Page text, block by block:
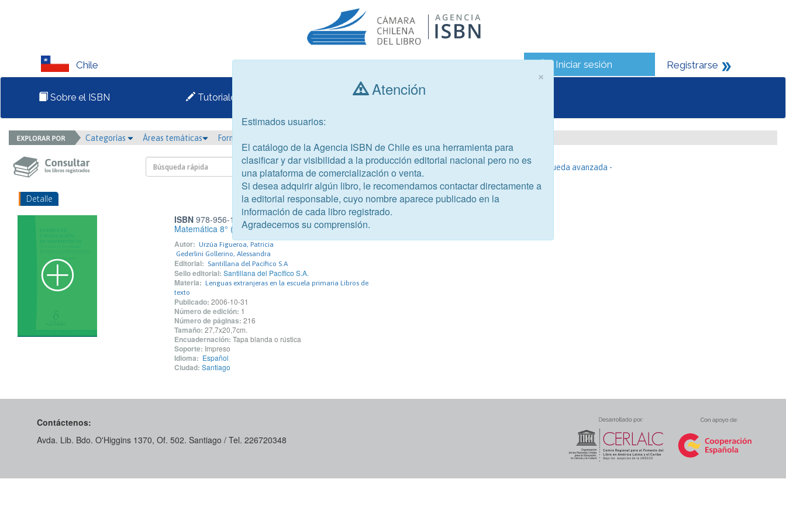
Chile Iniciar sesión Registrarse
Sobre el ISBN Tutoriales Consultar libros
Categorías Áreas temáticas Formato
- Búsqueda avanzada -
Detalle
ISBN978-956-15-1212-2
Matemática 8° (Proyecto Punto cl)
Autor: Urzúa Figueroa, Patricia
Gederlini Gollerino, Alessandra
Editorial: Santillana del Pacífico S.A
Sello editorial: Santillana del Pacífico S.A.
Materia: Lenguas extranjeras en la escuela primaria Libros de
texto
Publicado: 2006-10-31
Número de edición: 1
Número de páginas: 216
Tamaño: 27,7x20,7cm.
Encuadernación: Tapa blanda o rústica
Soporte: Impreso
Idioma: Español
Ciudad: Santiago
Contáctenos:
Avda. Lib. Bdo. O'Higgins 1370, Of. 502. Santiago / Tel. 226720348
×
Atención
Estimados usuarios:
El catálogo de la Agencia ISBN de Chile es una herramienta para
clasificar y dar visibilidad a la producción editorial nacional pero no es
una plataforma de comercialización o venta.
Si desea adquirir algún libro, le recomendamos contactar directamente a
la editorial responsable, cuyo nombre aparece publicado en la
información de cada libro registrado.
Agradecemos su comprensión.